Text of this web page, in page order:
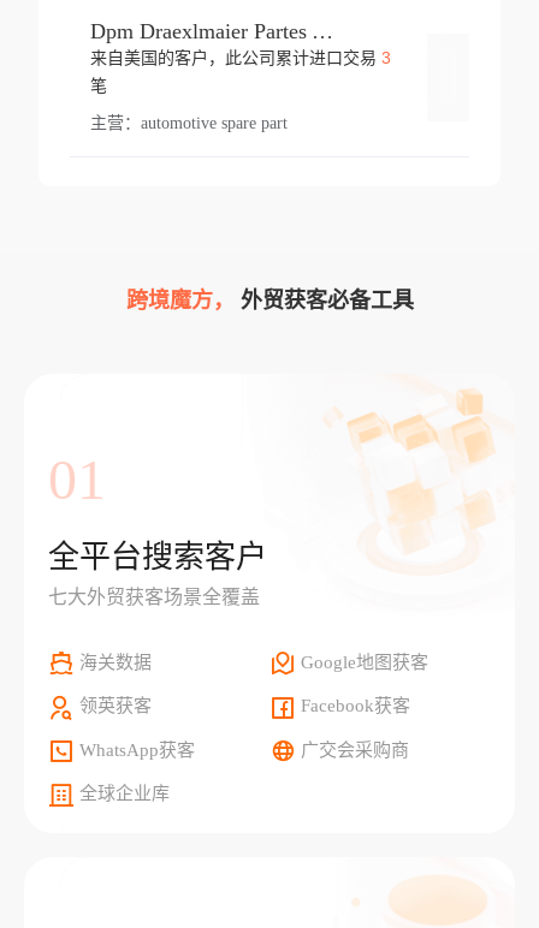
Dpm Draexlmaier Partes Automotrices Corr Ind Huejotzingo
来自美国的客户，此公司累计进口交易 3
笔
主营： automotive spare part
跨境魔方， 外贸获客必备工具
01
全平台搜索客户
七大外贸获客场景全覆盖
海关数据 Google地图获客
领英获客 Facebook获客
WhatsApp获客 广交会采购商
全球企业库